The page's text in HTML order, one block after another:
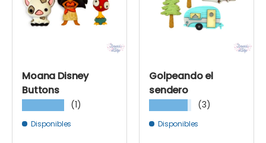
Moana Disney
Buttons
(1)
Disponibles
Golpeando el
sendero
(3)
Disponibles